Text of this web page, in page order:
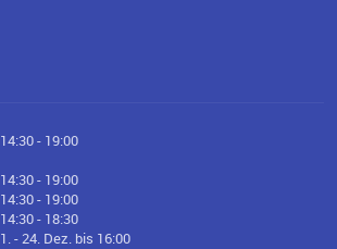
14:30 - 19:00
14:30 - 19:00
14:30 - 19:00
14:30 - 18:30
1. - 24. Dez. bis 16:00